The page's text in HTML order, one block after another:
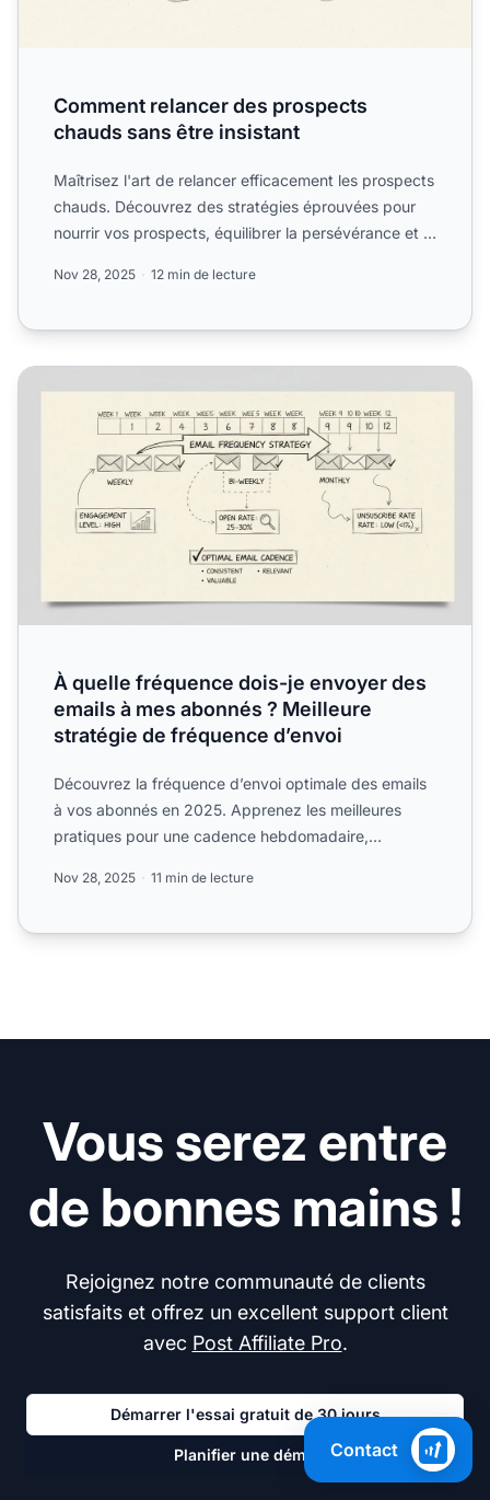
Comment relancer des prospects
chauds sans être insistant
Maîtrisez l'art de relancer efficacement les prospects
chauds. Découvrez des stratégies éprouvées pour
nourrir vos prospects, équilibrer la persévérance et le
Nov 28, 2025 12 min de lecture
À quelle fréquence dois-je envoyer des emails à mes
À quelle fréquence dois-je envoyer des
emails à mes abonnés ? Meilleure
stratégie de fréquence d’envoi
Découvrez la fréquence d’envoi optimale des emails
à vos abonnés en 2025. Apprenez les meilleures
pratiques pour une cadence hebdomadaire,
Nov 28, 2025 11 min de lecture
Vous serez entre
de bonnes mains !
Rejoignez notre communauté de clients
satisfaits et offrez un excellent support client
avec Post Affiliate Pro.
Démarrer l'essai gratuit de 30 jours
Planifier une démo Contact